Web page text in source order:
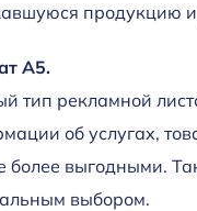
продукцию и
А5.
тип рекламной
об услугах,
более выгодными.
выбором.